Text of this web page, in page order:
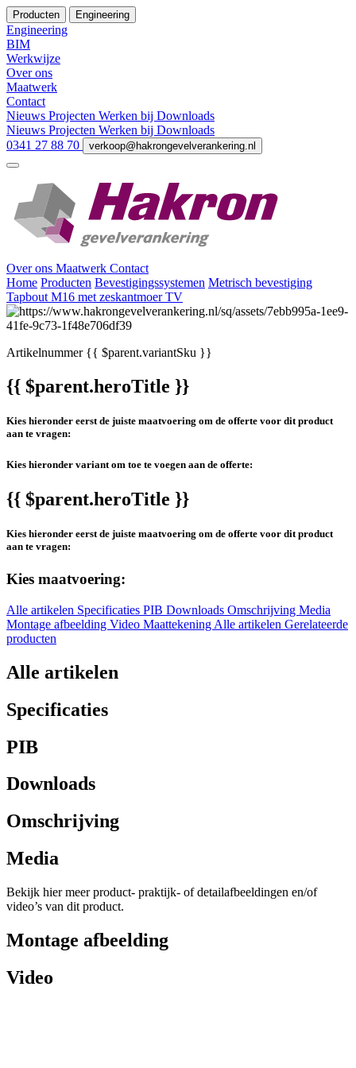
Producten Engineering
Engineering
BIM
Werkwijze
Over ons
Maatwerk
Contact
Nieuws Projecten Werken bij Downloads
Nieuws Projecten Werken bij Downloads
0341 27 88 70
verkoop@hakrongevelverankering.nl
Over ons Maatwerk Contact
Home Producten Bevestigingssystemen Metrisch bevestiging
Tapbout M16 met zeskantmoer TV
Artikelnummer{{ $parent.variantSku }}
{{ $parent.heroTitle }}
Kies hieronder eerst de juiste maatvoering om de offerte voor dit product
aan te vragen:
Kies hieronder variant om toe te voegen aan de offerte:
{{ $parent.heroTitle }}
Kies hieronder eerst de juiste maatvoering om de offerte voor dit product
aan te vragen:
Kies maatvoering:
Alle artikelen Specificaties PIB Downloads Omschrijving Media
Montage afbeelding Video Maattekening Alle artikelen Gerelateerde
producten
Alle artikelen
Specificaties
PIB
Downloads
Omschrijving
Media
Bekijk hier meer product- praktijk- of detailafbeeldingen en/of
video’s van dit product.
Montage afbeelding
Video